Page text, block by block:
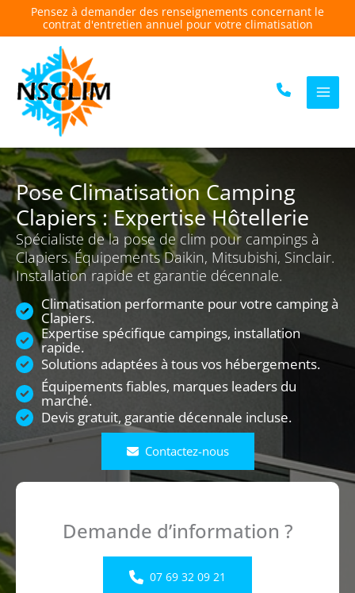
Pensez à demander des renseignements concernant le
contrat d'entretien annuel pour votre climatisation
Pose Climatisation Camping
Clapiers : Expertise Hôtellerie
Spécialiste de la pose de clim pour campings à
Clapiers. Équipements Daikin, Mitsubishi, Sinclair.
Installation rapide et garantie décennale.
Climatisation performante pour votre camping à
Clapiers.
Expertise spécifique campings, installation
rapide.
Solutions adaptées à tous vos hébergements.
Équipements fiables, marques leaders du
marché.
Devis gratuit, garantie décennale incluse.
Contactez-nous
Demande d’information ?
07 69 32 09 21